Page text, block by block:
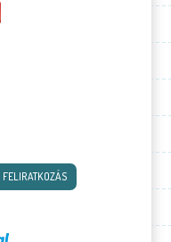
FELIRATKOZÁS